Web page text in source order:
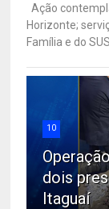
Ação
Horizonte;
Família e do
10
dois
Itaguaí